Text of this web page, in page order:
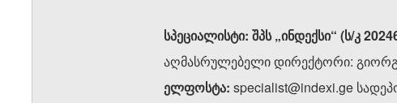
სპეციალისტი: შპს „ინდექსი“ (ს/კ
აღმასრულებელი დირექტორი:
ელფოსტა: specialist@indexi.ge